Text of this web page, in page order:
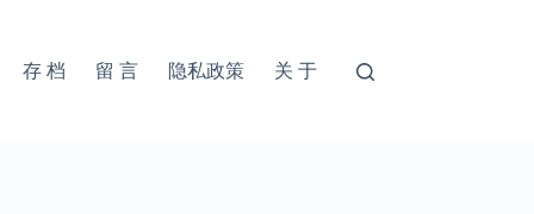
存 档 留 言 隐私政策 关 于